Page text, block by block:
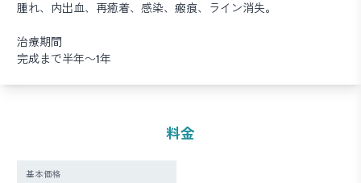
腫れ、内出血、再癒着、感染、瘢痕、ライン消失。
治療期間
完成まで半年～1年
料金
基本価格